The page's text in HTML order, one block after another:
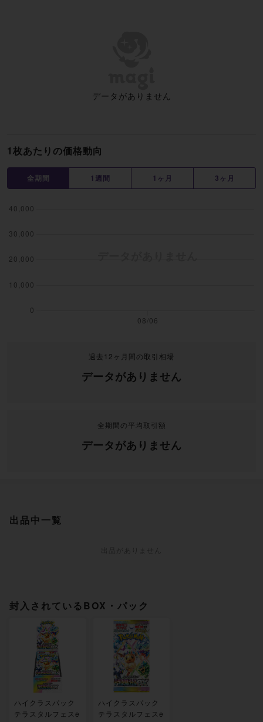
1枚あたりの価格動向
全期間 1週間 1ヶ月 3ヶ月
過去12ヶ月間の取引相場
データがありません
全期間の平均取引額
データがありません
データがありません
出品中一覧
封入されているBOX・パック
ハイクラスパック
テラスタルフェスe
ハイクラスパック
テラスタルフェスe